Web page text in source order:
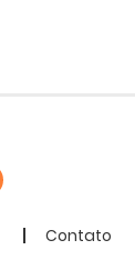
Contato